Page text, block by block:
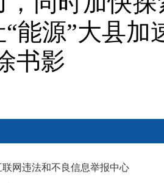
能源”大县加
书影
联网违法和不良信息举报中心